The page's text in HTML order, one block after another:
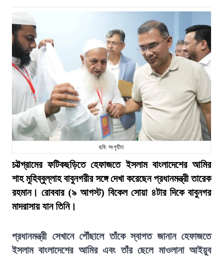
ছবি: সংগৃহীত
চট্টগ্রামের ফটিকছড়িতে হেফাজতে ইসলাম বাংলাদেশের আমির
শাহ মুহিব্বুল্লাহ বাবুনগরীর সঙ্গে দেখা করেছেন প্রধানমন্ত্রী তারেক
রহমান। রোববার (৯ আগস্ট) বিকেল সোয়া ৪টার দিকে বাবুনগর
মাদরাসায় যান তিনি।
প্রধানমন্ত্রী সেখানে পৌঁছালে তাঁকে স্বাগত জানান হেফাজতে
ইসলাম বাংলাদেশের আমির এবং তাঁর ছেলে মাওলানা আইয়ুব